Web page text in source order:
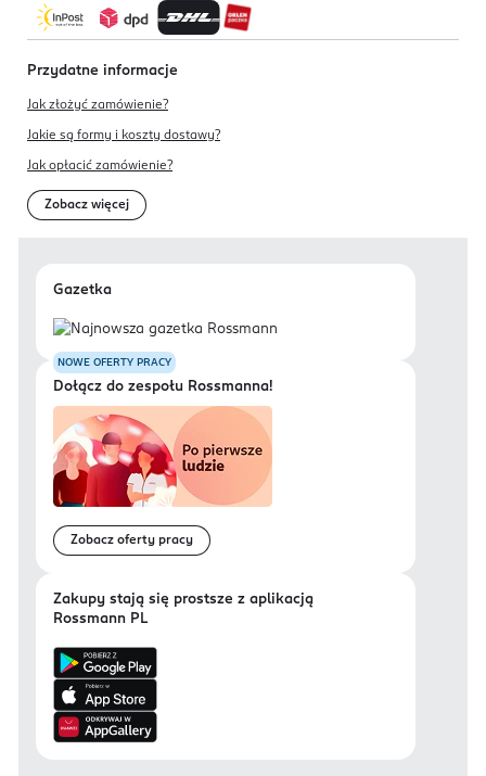
Przydatne informacje
Jak złożyć zamówienie?
Jakie są formy i koszty dostawy?
Jak opłacić zamówienie?
Zobacz więcej
Gazetka
NOWE OFERTY PRACY
Dołącz do zespołu Rossmanna!
Zobacz oferty pracy
Zakupy stają się prostsze z aplikacją
Rossmann PL